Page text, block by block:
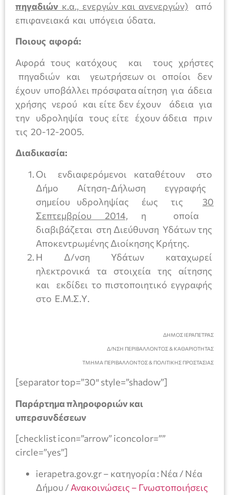
πηγαδιών κ.α., ενεργών και ανενεργών) από
επιφανειακά και υπόγεια ύδατα.
Ποιους αφορά:
Αφορά τους κατόχους και τους χρήστες
πηγαδιών και γεωτρήσεων οι οποίοι δεν
έχουν υποβάλλει πρόσφατα αίτηση για άδεια
χρήσης νερού και είτε δεν έχουν άδεια για
την υδροληψία τους είτε έχουν άδεια πριν
τις 20-12-2005.
Διαδικασία:
Οι ενδιαφερόμενοι καταθέτουν στο
Δήμο Αίτηση-Δήλωση εγγραφής
σημείου υδροληψίας έως τις 30
Σεπτεμβρίου 2014, η οποία
διαβιβάζεται στη Διεύθυνση Υδάτων της
Αποκεντρωμένης Διοίκησης Κρήτης.
Η Δ/νση Υδάτων καταχωρεί
ηλεκτρονικά τα στοιχεία της αίτησης
και εκδίδει το πιστοποιητικό εγγραφής
στο Ε.Μ.Σ.Υ.
ΔΗΜΟΣ ΙΕΡΑΠΕΤΡΑΣ
Δ/ΝΣΗ ΠΕΡΙΒΑΛΛΟΝΤΟΣ & ΚΑΘΑΡΙΟΤΗΤΑΣ
ΤΜΗΜΑ ΠΕΡΙΒΑΛΛΟΝΤΟΣ & ΠΟΛΙΤΙΚΗΣ ΠΡΟΣΤΑΣΙΑΣ
[separator top=”30″ style=”shadow”]
Παράρτημα πληροφοριών και
υπερσυνδέσεων
[checklist icon=”arrow” iconcolor=””
circle=”yes”]
ierapetra.gov.gr – κατηγορία : Νέα / Νέα
Δήμου /Ανακοινώσεις – Γνωστοποιήσεις